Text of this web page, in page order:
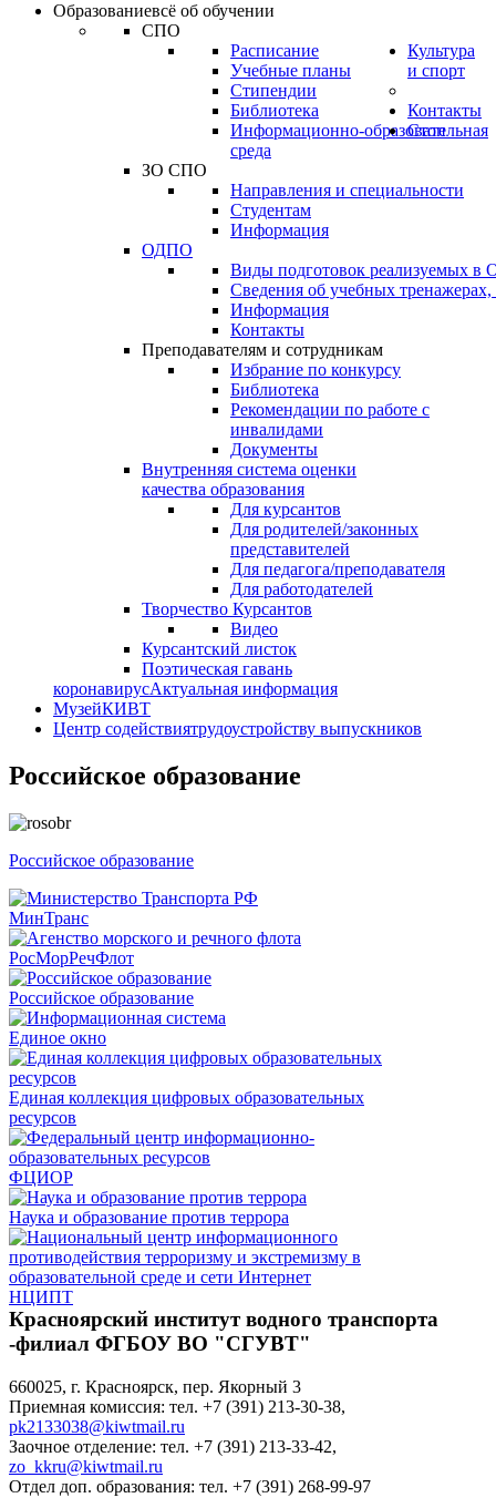
Образованиевсё об обучении
СПО
Расписание
Учебные планы
Стипендии
Библиотека
Информационно-образовательная
среда
ЗО СПО
Направления и специальности
Студентам
Информация
ОДПО
Виды подготовок реализуемых
Сведения об учебных тренажерах,
Информация
Контакты
Преподавателям и сотрудникам
Избрание по конкурсу
Библиотека
Рекомендации по работе с
инвалидами
Документы
Внутренняя система оценки
качества образования
Для курсантов
Для родителей/законных
представителей
Для педагога/преподавателя
Для работодателей
Культура
и спорт
Творчество Курсантов
Видео
Курсантский листок
Поэтическая гавань
Контакты
Стоп
коронавирусАктуальная информация
МузейКИВТ
Центр содействиятрудоустройству выпускников
Российское образование
Российское образование
МинТранс
РосМорРечФлот
Российское образование
Единое окно
Единая коллекция цифровых образовательных
ресурсов
ФЦИОР
Наука и образование против террора
НЦИПТ
Красноярский институт водного транспорта
-филиал ФГБОУ ВО "СГУВТ"
660025, г. Красноярск, пер. Якорный 3
Приемная комиссия: тел. +7 (391) 213-30-38,
pk2133038@kiwtmail.ru
Заочное отделение: тел. +7 (391) 213-33-42,
zo_kkru@kiwtmail.ru
Отдел доп. образования: тел. +7 (391) 268-99-97